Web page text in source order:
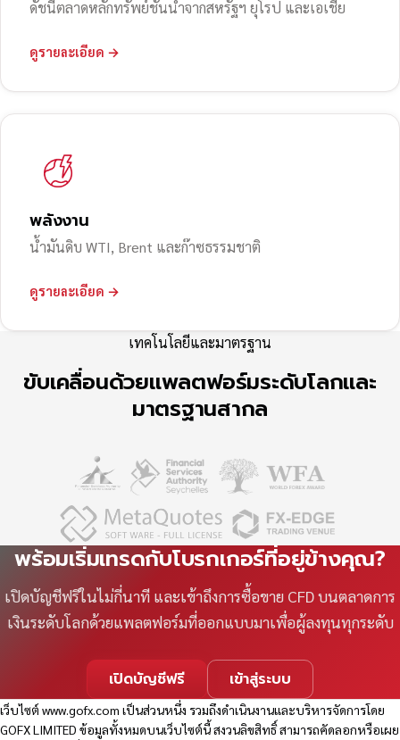
ดัชนีตลาดหลักทรัพย์ชั้นนำจากสหรัฐฯ ยุโรป และเอเชีย
ดูรายละเอียด →
พลังงาน
น้ำมันดิบ WTI, Brent และก๊าซธรรมชาติ
ดูรายละเอียด →
เทคโนโลยีและมาตรฐาน
ขับเคลื่อนด้วยแพลตฟอร์มระดับโลกและ
มาตรฐานสากล
พร้อมเริ่มเทรดกับโบรกเกอร์ที่อยู่ข้างคุณ?
เปิดบัญชีฟรีในไม่กี่นาที และเข้าถึงการซื้อขาย CFD บนตลาดการ
เงินระดับโลกด้วยแพลตฟอร์มที่ออกแบบมาเพื่อผู้ลงทุนทุกระดับ
เปิดบัญชีฟรี เข้าสู่ระบบ
เว็บไซต์www.gofx.com เป็นส่วนหนึ่ง รวมถึงดำเนินงานและบริหารจัดการโดย
GOFX LIMITED ข้อมูลทั้งหมดบนเว็บไซต์นี้ สงวนลิขสิทธิ์ สามารถคัดลอกหรือเผย